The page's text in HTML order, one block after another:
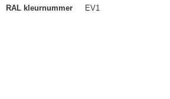
RAL kleurnummer
EV1